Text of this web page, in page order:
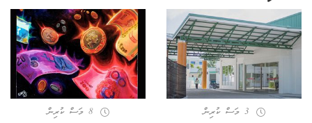
3 މަސް ކުރިން 8 މަސް ކުރިން